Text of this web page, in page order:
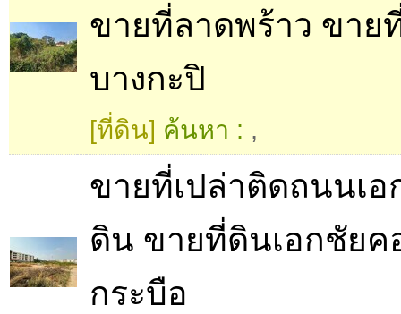
ขายที่ลาดพร้าว ขาย
บางกะปิ
[ที่ดิน] ค้นหา : ,
ขายที่เปล่าติดถนนเ
ดิน ขายที่ดินเอกชัยค
กระบือ